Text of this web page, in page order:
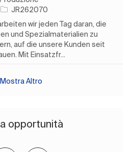
ID processo
JR262070
wir jeden Tag daran, die
und Spezialmaterialien zu
auf die unsere Kunden seit
Mit Einsatzfr...
Mostra Altro
opportunità